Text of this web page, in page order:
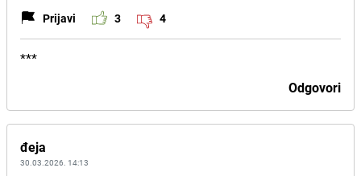
Prijavi 3 4
***
Odgovori
đeja
30.03.2026. 14:13